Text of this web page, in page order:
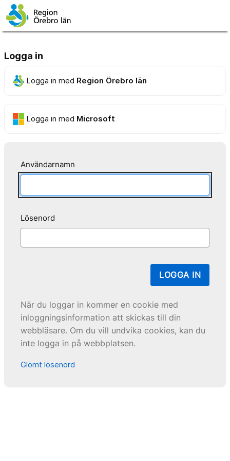
Logga in
Logga in med Region Örebro län
Logga in med Microsoft
Användarnamn
Lösenord
LOGGA IN
När du loggar in kommer en cookie med
inloggningsinformation att skickas till din
webbläsare. Om du vill undvika cookies, kan du
inte logga in på webbplatsen.
Glömt lösenord